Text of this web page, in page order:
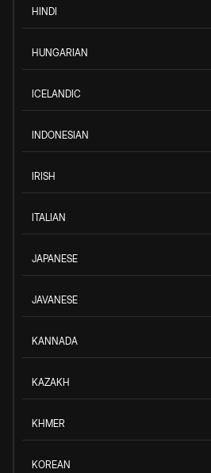
HINDI
HUNGARIAN
ICELANDIC
INDONESIAN
IRISH
ITALIAN
JAPANESE
JAVANESE
KANNADA
KAZAKH
KHMER
KOREAN